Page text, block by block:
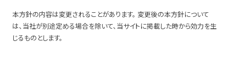
本方針の内容は変更されることがあります。 変更後の本方針について
は、当社が別途定める場合を除いて、当サイトに掲載した時から効力を生
じるものとします。